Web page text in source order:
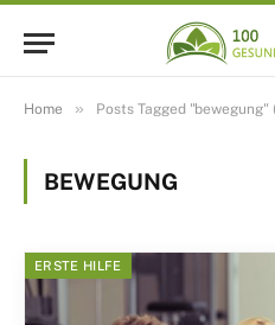
Home » Posts Tagged "bewegung"
BEWEGUNG
ERSTE HILFE